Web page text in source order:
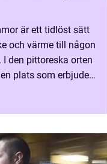
är ett tidlöst sätt
och värme till någon
I den pittoreska orten
plats som erbjuder